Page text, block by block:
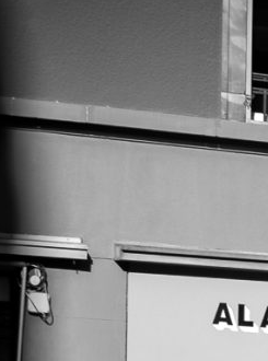
FUJIFILM
X-Pro1
200